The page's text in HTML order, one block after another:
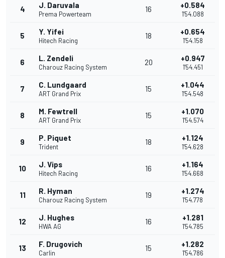
4 J. Daruvala
Prema Powerteam
16 +0.584
1'54.088
5 Y. Yifei
Hitech Racing
18 +0.654
1'54.158
6 L. Zendeli
Charouz Racing System
20 +0.947
1'54.451
7 C. Lundgaard
ART Grand Prix
15 +1.044
1'54.548
8 M. Fewtrell
ART Grand Prix
15 +1.070
1'54.574
9 P. Piquet
Trident
18 +1.124
1'54.628
10 J. Vips
Hitech Racing
16 +1.164
1'54.668
11 R. Hyman
Charouz Racing System
19 +1.274
1'54.778
12 J. Hughes
HWA AG
16 +1.281
1'54.785
13 F. Drugovich
Carlin
15 +1.282
1'54.786